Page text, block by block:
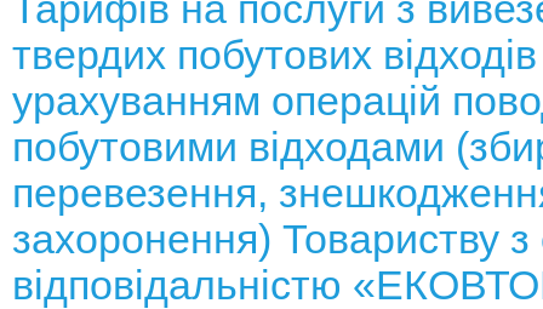
твердих побутових
урахуванням операцій
побутовими відходами
перевезення,
захоронення) Товариству
відповідальністю